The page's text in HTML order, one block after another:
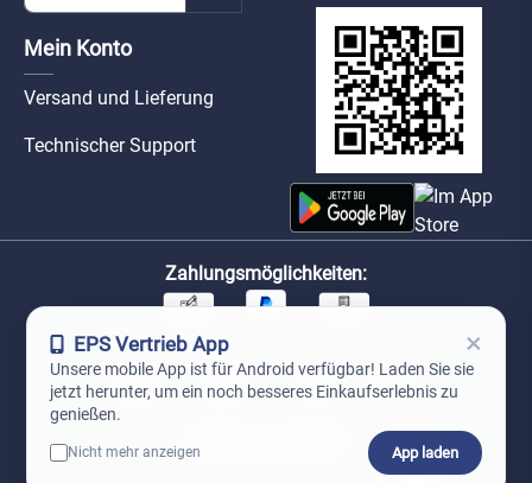
Mein Konto
Versand und Lieferung
Technischer Support
Zahlungsmöglichkeiten:
Unsere Versandpartner:
EPS Vertrieb App ×
Unsere mobile App ist für Android verfügbar! Laden Sie sie
jetzt herunter, um ein noch besseres Einkaufserlebnis zu
genießen.
Nicht mehr anzeigen App laden